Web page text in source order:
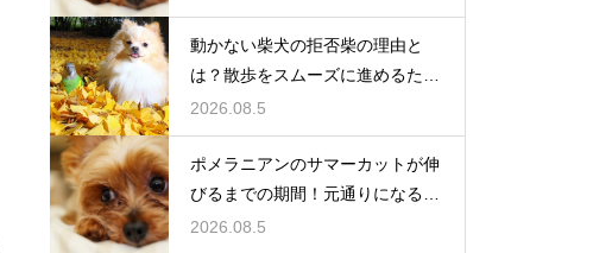
動かない柴犬の拒否柴の理由と
は？散歩をスムーズに進めるため
の対策
2026.08.5
ポメラニアンのサマーカットが伸
びるまでの期間！元通りになるの
か
2026.08.5